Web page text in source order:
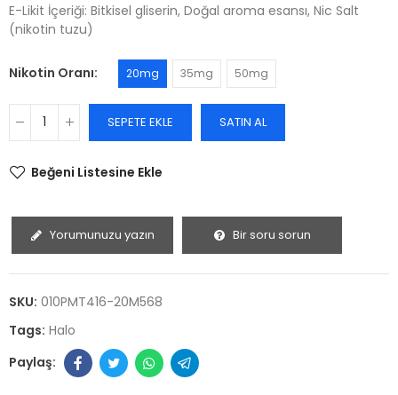
E-Likit İçeriği: Bitkisel gliserin, Doğal aroma esansı, Nic Salt
(nikotin tuzu)
Nikotin Oranı 20mg 35mg 50mg
SEPETE EKLE SATIN AL
Beğeni Listesine Ekle
Yorumunuzu yazın Bir soru sorun
SKU: 010PMT416-20M568
Tags: Halo